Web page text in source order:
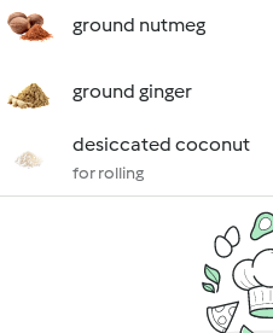
ground nutmeg
ground ginger
desiccated coconut
for rolling